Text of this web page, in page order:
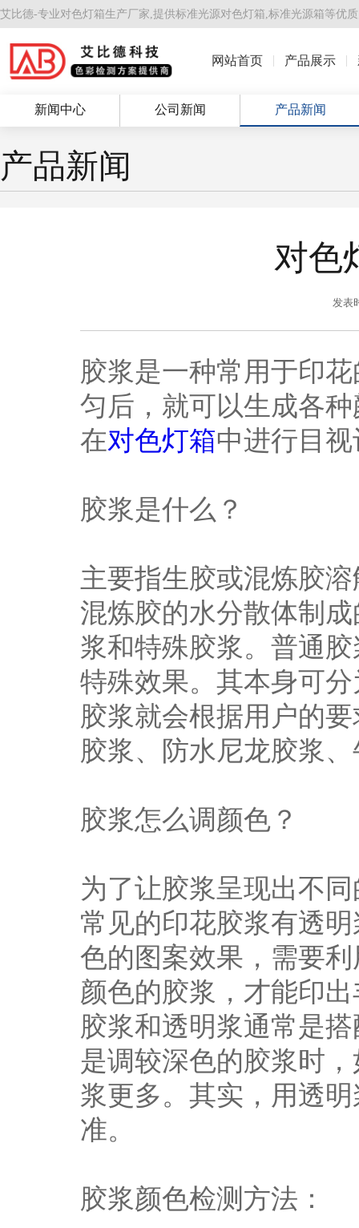
艾比德-专业对色灯箱生产厂家,提供标准光源对色灯箱,标准光源箱等优
网站首页 产品展示
新闻中心 公司新闻 产品新闻
产品新闻
对色
发表
胶浆是一种常用于印
匀后，就可以生成各
在对色灯箱中进行目
胶浆是什么？
主要指生胶或混炼胶
混炼胶的水分散体制
浆和特殊胶浆。普通
特殊效果。其本身可
胶浆就会根据用户的
胶浆、防水尼龙胶浆
胶浆怎么调颜色？
为了让胶浆呈现出不
常见的印花胶浆有透
色的图案效果，需要
颜色的胶浆，才能印
胶浆和透明浆通常是
是调较深色的胶浆时
浆更多。其实，用透
准。
胶浆颜色检测方法：